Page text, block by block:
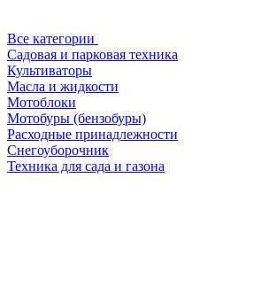
Все категории
Садовая и парковая техника
Культиваторы
Масла и жидкости
Мотоблоки
Мотобуры (бензобуры)
Расходные принадлежности
Снегоуборочник
Техника для сада и газона